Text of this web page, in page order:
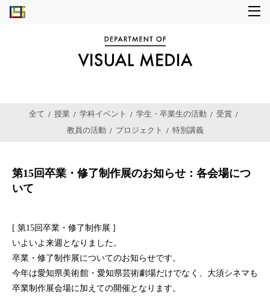
全て 授業 学科イベント 学生・卒業生の活動
受賞
教員の活動
プロジェクト 特別講義
第15回卒業・修了制作展のお知らせ：各会場につ
いて
[ 第15回卒業・修了制作展 ]
いよいよ来週となりました。
卒業・修了制作展についてのお知らせです。
今年は愛知県美術館・愛知県芸術劇場だけでなく、大須シネマも
卒業制作展会場に加えての開催となります。